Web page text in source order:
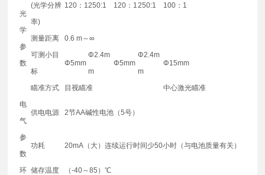
光
学
参
数
(光学分辨
率)
120：1250:1 120：1250:1 100：1
测量距离
0.6 m～∞
可测小目
标
Φ5mm
Φ2.4m
m
Φ5mm
Φ2.4m
m
Φ15mm
瞄准方式 目视瞄准
中心激光瞄准
电
气
参
数
供电电源 2节AA碱性电池（5号）
功耗 20mA（大）连续运行时间少50小时（与电池质量有关）
环 储存温度
（-40～85）℃